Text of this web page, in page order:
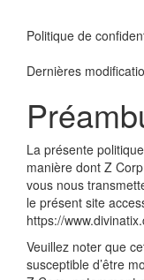
Politique de
Dernières
La présente
manière dont Z
vous nous
le présent site
https://
Veuillez noter que
susceptible d’être